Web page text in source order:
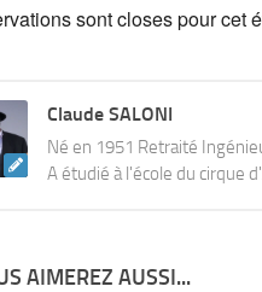
sont closes pour cet
Claude SALONI
Né en 1951 Retraité
A étudié à l'école du cirque
AIMEREZ AUSSI...